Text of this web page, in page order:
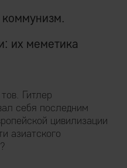
их меметика
Гитлер
себя последним
цивилизации
азиатского